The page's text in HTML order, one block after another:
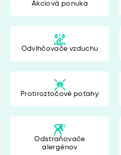
Akciová ponuka
Odvlhčovače vzduchu
Protiroztočové poťahy
Odstraňovače
alergénov